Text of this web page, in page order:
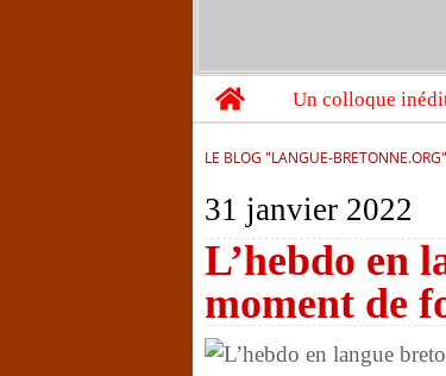
Home
LE BLOG "LANGUE-BRETONNE.ORG"
31 janvier 2022
L’hebdo en
moment de